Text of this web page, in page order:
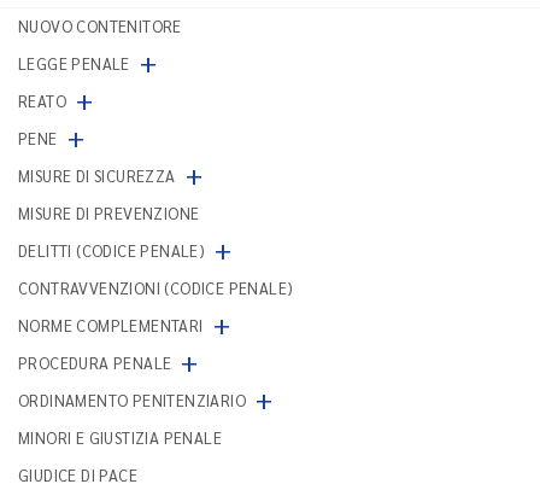
NUOVO CONTENITORE
LEGGE PENALE +
REATO +
PENE +
MISURE DI SICUREZZA +
MISURE DI PREVENZIONE
DELITTI (CODICE PENALE) +
CONTRAVVENZIONI (CODICE PENALE)
NORME COMPLEMENTARI
+
PROCEDURA PENALE +
ORDINAMENTO PENITENZIARIO +
MINORI E GIUSTIZIA PENALE
GIUDICE DI PACE